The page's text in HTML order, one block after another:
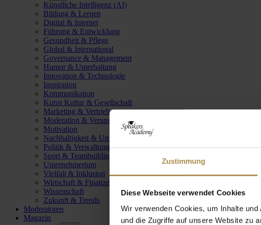
Zustimmung
Diese Webseite verwendet Cookies
Wir verwenden Cookies, um Inhalte
und die Zugriffe auf unsere Website zu
Künstliche Intelligenz (AI)
Bildung & Lernen
Digital & Internet
Führung & Entwicklung
Gesundheit & Pflege
Global & International
Governance & Management
Humor & Unterhaltung
Innovation & Technologie
Inspiration
Kommunikation
Kunst Kultur & Gesellschaft
Marketing & Vertrieb
Moderation & Veranstaltungsleitung
Motivation
Nachhaltigkeit & Umwelt
Politik & Verwaltung
Sport & Teambuilding
Unternehmertum
Vielfalt & Inklusion
Wirtschaft & Finanzen
Wissenschaft
Zukunft & Trends
Moderatoren
Magazin